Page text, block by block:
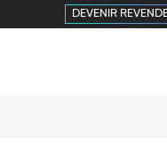
DEVENIR